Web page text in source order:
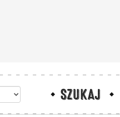
SZUKAJ